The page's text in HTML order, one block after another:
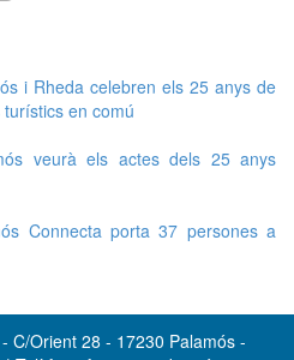
i Rheda celebren els 25 anys de
en comú
veurà els actes dels 25 anys
Connecta porta 37 persones a
C/Orient 28 - 17230 Palamós -